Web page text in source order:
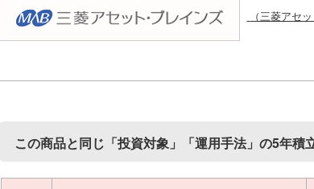
（三菱アセ
この商品と同じ「投資対象」「運用手法」の5年積